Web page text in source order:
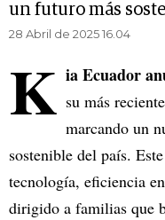
un futuro más
28 Abril de 2025 16.04
K ia Ecuador
su más
marcando un
sostenible del país.
tecnología, eficiencia
dirigido a familias que